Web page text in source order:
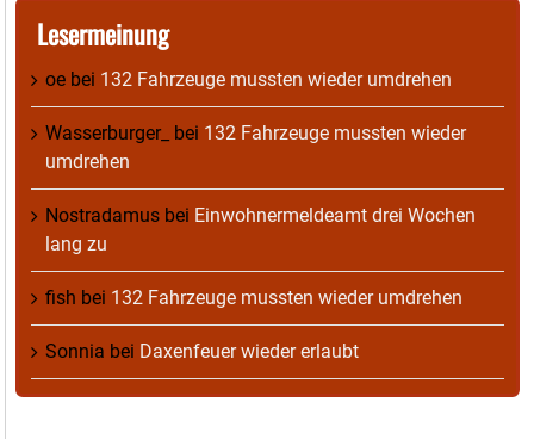
Lesermeinung
oe bei 132 Fahrzeuge mussten wieder umdrehen
Wasserburger_ bei 132 Fahrzeuge mussten wieder
umdrehen
Nostradamus bei Einwohnermeldeamt drei Wochen
lang zu
fish bei 132 Fahrzeuge mussten wieder umdrehen
Sonnia bei Daxenfeuer wieder erlaubt